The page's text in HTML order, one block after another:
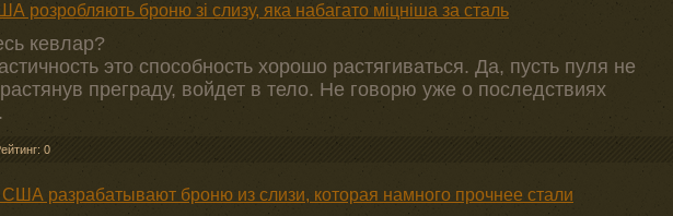
розробляють броню зі слизу, яка набагато міцніша за сталь
кевлар?
это способность хорошо растягиваться. Да, пусть пуля не
преграду, войдет в тело. Не говорю уже о последствиях
0
разрабатывают броню из слизи, которая намного прочнее стали